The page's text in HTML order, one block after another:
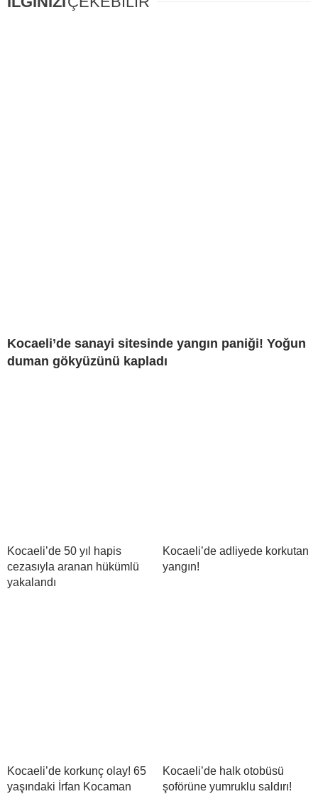
Kocaeli’de sanayi sitesinde yangın paniği! Yoğun
duman gökyüzünü kapladı
Kocaeli’de 50 yıl hapis
cezasıyla aranan hükümlü
yakalandı
Kocaeli’de adliyede korkutan
yangın!
Kocaeli’de korkunç olay! 65
yaşındaki İrfan Kocaman
Kocaeli’de halk otobüsü
şoförüne yumruklu saldırı!